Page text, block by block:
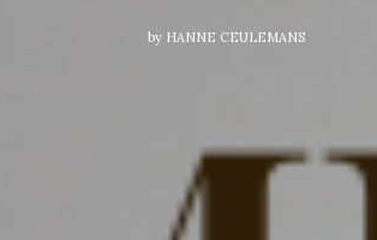
by HANNE CEULEMANS